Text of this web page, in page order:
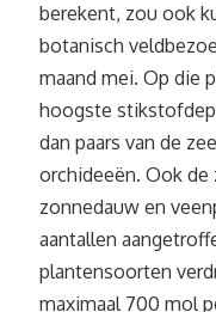
berekent, zou ook
botanisch
maand mei. Op die
hoogste
dan paars van de
orchideeën. Ook de
zonnedauw en
aantallen
plantensoorten
maximaal 700 mol